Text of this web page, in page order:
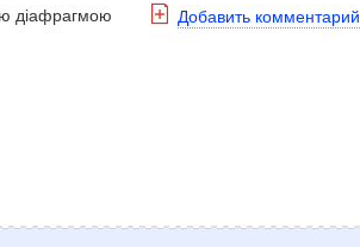
діафрагмою
Добавить комментарий